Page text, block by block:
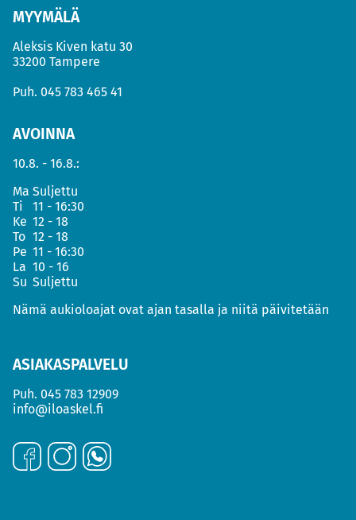
MYYMÄLÄ
Aleksis Kiven katu 30
33200 Tampere
Puh. 045 783 465 41
AVOINNA
10.8. - 16.8.:
Ma Suljettu
Ti
11 - 16:30
Ke 12 - 18
To 12 - 18
Pe 11 - 16:30
La 10 - 16
Su Suljettu
Nämä aukioloajat ovat ajan tasalla ja niitä päivitetään
ASIAKASPALVELU
Puh. 045 783 12909
info@iloaskel.fi